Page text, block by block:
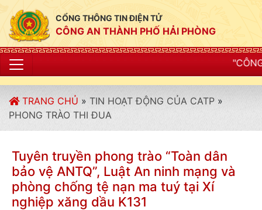
CỔNG THÔNG TIN ĐIỆN TỬ
CÔNG AN THÀNH PHỐ HẢI PHÒNG
"CÔNG AN THÀNH PHỐ
TRANG CHỦ » TIN HOẠT ĐỘNG CỦA CATP »
PHONG TRÀO THI ĐUA
Tuyên truyền phong trào “Toàn dân
bảo vệ ANTQ”, Luật An ninh mạng và
phòng chống tệ nạn ma tuý tại Xí
nghiệp xăng dầu K131